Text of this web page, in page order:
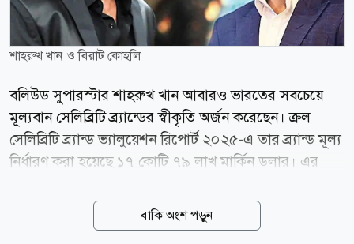
শাহরুখ খান ও বিরাট কোহলি
বলিউড সুপারস্টার শাহরুখ খান আবারও ভারতের সবচেয়ে
মূল্যবান সেলিব্রিটি ব্র্যান্ডের স্বীকৃতি অর্জন করেছেন। ক্রল
সেলিব্রিটি ব্র্যান্ড ভ্যালুয়েশন রিপোর্ট ২০২৫-এ তার ব্র্যান্ড মূল্য
নির্ধারণ করা হয়েছে ১৭ কোটি ৭৯ লাখ মার্কিন ডলার। এর
তালিকার শীর্ষস্থান দখল করেছেন। বলিউড হাঙ্গামার প্রতিবেদন
অনুযায়ী, ২০২৪ সালে শাহরুখের ব্র্যান্ড মূল্য ছিল ১৪ কোটি
বাকি অংশ পড়ুন